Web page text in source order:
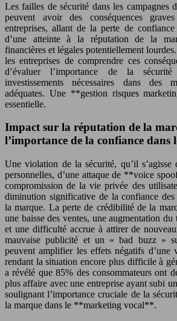
Les failles de sécurité dans les
peuvent avoir des conséquences
entreprises, allant de la perte de confiance
d’une atteinte à la réputation de la
financières et légales potentiellement
les entreprises de comprendre ces
d’évaluer l’importance de la
investissements nécessaires dans des
adéquates. Une **gestion risques
essentielle.
Impact sur la réputation de la
l’importance de la confiance dans
Une violation de la sécurité, qu’il s’agisse
personnelles, d’une attaque de **voice
compromission de la vie privée des
diminution significative de la confiance des
la marque. La perte de crédibilité de la
une baisse des ventes, une augmentation du
et une difficulté accrue à attirer de
mauvaise publicité et un « bad buzz »
peuvent amplifier les effets négatifs d’une
rendant la situation encore plus difficile à
a révélé que 85% des consommateurs ont
plus affaire avec une entreprise ayant subi
soulignant l’importance cruciale de la
la marque dans le **marketing vocal**.